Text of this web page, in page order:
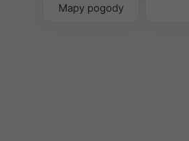
Mapy pogody